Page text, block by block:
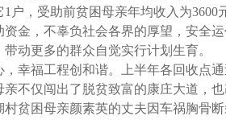
1 户，受助前贫困母亲年均收入为3600
金，不辜负社会各界的厚望，安全
动更多的群众自觉实行计划生育。
福工程创和谐。上半年各回收点通
不仅闯出了脱贫致富的康庄大道，
村贫困母亲颜素英的丈夫因车祸胸骨